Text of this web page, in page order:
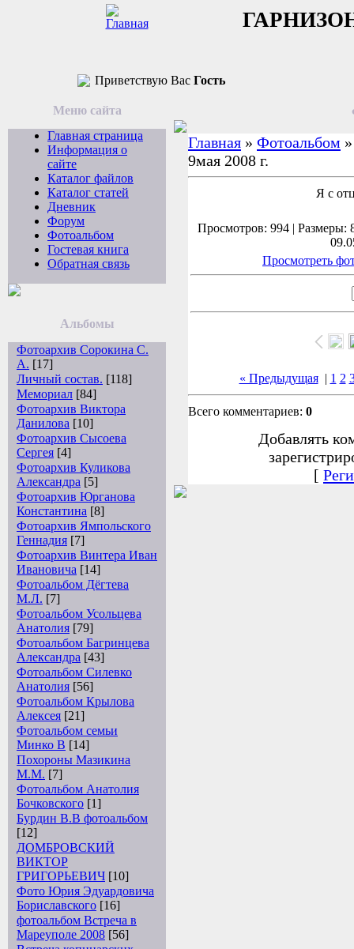
Приветствую Вас Гость
Меню сайта
Главная страница
Информация о
сайте
Каталог файлов
Каталог статей
Дневник
Форум
Фотоальбом
Гостевая книга
Обратная связь
Альбомы
Фотоархив Сорокина С.
А. [17]
Личный состав. [118]
Мемориал [84]
Фотоархив Виктора
Данилова [10]
Фотоархив Сысоева
Сергея [4]
Фотоархив Куликова
Александра [5]
Фотоархив Юрганова
Константина [8]
Фотоархив Ямпольского
Геннадия [7]
Фотоархив Винтера Иван
Ивановича [14]
Фотоальбом Дёгтева
М.Л. [7]
Фотоальбом Усольцева
Анатолия [79]
Фотоальбом Багринцева
Александра [43]
Фотоальбом Силевко
Анатолия [56]
Фотоальбом Крылова
Алексея [21]
Фотоальбом семьи
Минко В [14]
Похороны Мазикина
М.М. [7]
Фотоальбом Анатолия
Бочковского [1]
Бурдин В.В фотоальбом
[12]
ДОМБРОВСКИЙ
ВИКТОР
ГРИГОРЬЕВИЧ [10]
Фото Юрия Эдуардовича
Бориславского [16]
фотоальбом Встреча в
Мареуполе 2008 [56]
Главная » Фотоальбом
9мая 2008 г.
Я с
Просмотров: 994 | Размеры:
Просмотреть
« Предыдущая| 1 2
Всего комментариев: 0
Добавлять
[